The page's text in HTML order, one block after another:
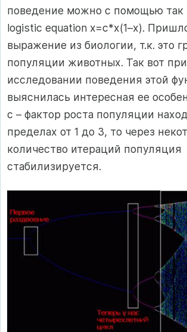
поведение можно с помощью так
logistic equation x=c*x(1–x).
выражение из биологии, т.к. это
популяции животных. Так вот при
исследовании поведения этой
выяснилась интересная ее
с – фактор роста популяции
пределах от 1 до 3, то через
количество итераций популяция
стабилизируется.